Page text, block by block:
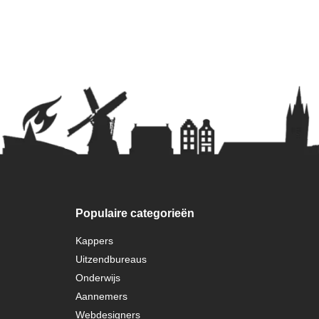
Populaire categorieën
Kappers
Uitzendbureaus
Onderwijs
Aannemers
Webdesigners